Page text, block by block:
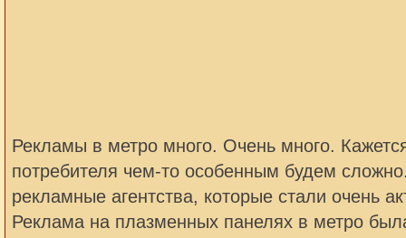
Рекламы в метро много. Очень много.
потребителя чем-то особенным будем
рекламные агентства, которые стали очень
Реклама на плазменных панелях в метро